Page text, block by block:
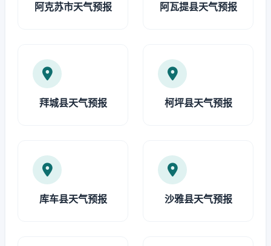
阿克苏市天气预报 阿瓦提县天气预报
拜城县天气预报 柯坪县天气预报
库车县天气预报 沙雅县天气预报